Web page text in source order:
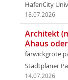
HafenCity
18.07.2026
Architekt
Ahaus
farwickgrote
Stadtplaner
14.07.2026